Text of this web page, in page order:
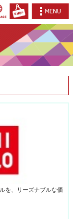
を、リーズナブルな価